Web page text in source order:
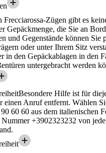
Frecciarossa-Zügen gibt es
Gepäckmenge, die Sie an
und Gegenstände können Sie
oder unter Ihrem Sitz
in den Gepäckablagen in den
untergebracht werden
Besondere Hilfe ist für
einen Anruf entfernt. Wählen
60 60 aus dem italienischen
+3902323232 von